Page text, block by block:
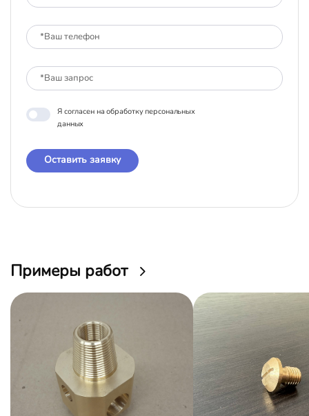
Я согласен на обработку персональных
данных
Оставить заявку
Примеры работ